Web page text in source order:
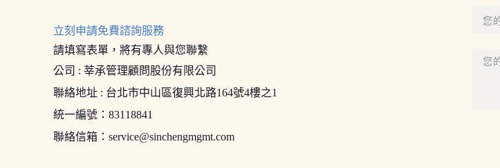
立刻申請免費諮詢服務
請填寫表單，將有專人與您聯繫
公司 : 莘承管理顧問股份有限公司
聯絡地址 : 台北市中山區復興北路164號4樓之1
統一編號：83118841
聯絡信箱：service@sinchengmgmt.com